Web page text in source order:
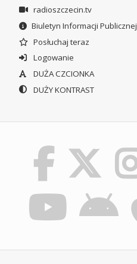
radioszczecin.tv
Biuletyn Informacji Publicznej
Posłuchaj teraz
Logowanie
DUŻA CZCIONKA
DUŻY KONTRAST